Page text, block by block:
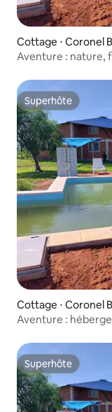
Cottage ⋅ Coronel
Aventure : nature,
Superhôte
Superhôte
Cottage ⋅ Coronel
Aventure :
Superhôte
Superhôte